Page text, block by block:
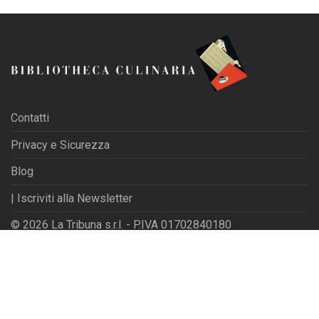
Contatti
Privacy e Sicurezza
Blog
| Iscriviti alla Newsletter
© 2026 La Tribuna s.r.l. - P.IVA 01702840180